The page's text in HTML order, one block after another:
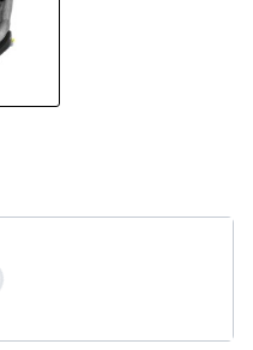
się ceną